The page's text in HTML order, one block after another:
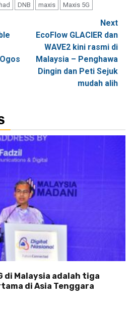
DNB maxis Maxis 5G
Next
EcoFlow GLACIER dan
WAVE2 kini rasmi di
Malaysia – Penghawa
Dingin dan Peti Sejuk
mudah alih
di Malaysia adalah tiga
di Asia Tenggara